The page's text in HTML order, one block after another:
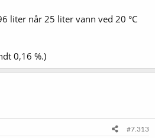
liter når 25 liter vann ved 20 °C
0,16 %.)
#7.313